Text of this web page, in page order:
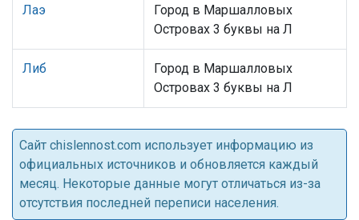
Лаэ
Город в Маршалловых
Островах 3 буквы на Л
Либ
Город в Маршалловых
Островах 3 буквы на Л
Cайт chislennost.com использует информацию из
официальных источников и обновляется каждый
месяц. Некоторые данные могут отличаться из-за
отсутствия последней переписи населения.